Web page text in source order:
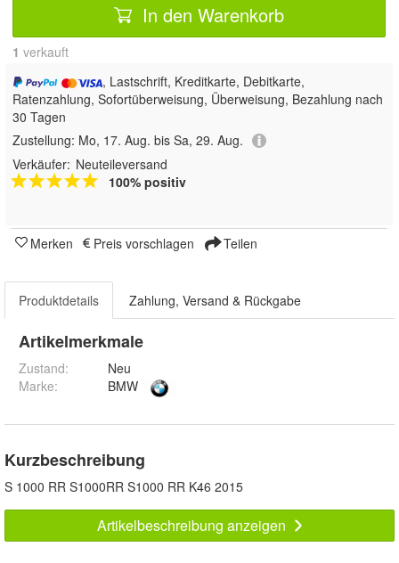
In den Warenkorb
1 verkauft
, Lastschrift, Kreditkarte, Debitkarte,
Ratenzahlung, Sofortüberweisung, Überweisung, Bezahlung nach
30 Tagen
Zustellung: Mo, 17. Aug. bis Sa, 29. Aug.
Verkäufer: Neuteileversand
100% positiv
Merken Preis vorschlagen Teilen
Produktdetails Zahlung, Versand & Rückgabe
Artikelmerkmale
Zustand:
Neu
Marke:
BMW
Kurzbeschreibung
S 1000 RR S1000RR S1000 RR K46 2015
Artikelbeschreibung anzeigen